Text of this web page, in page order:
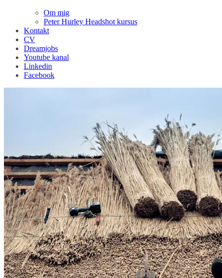
Om mig
Peter Hurley Headshot kursus
Kontakt
CV
Dreamjobs
Youtube kanal
Linkedin
Facebook